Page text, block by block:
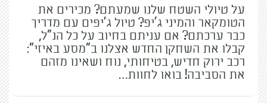
על טיולי השטח שלנו שמעתם? מכירים את
הטומקאר והמיני ג'יפ? טיול ג'יפים עם מדריך
כבר ערכתם? אם עניתם בחיוב על כל הנ"ל,
קבלו את השחקן החדש אצלנו ב"מסע באיזי":
רכב ירוק חדיש, בטיחותי, נוח ושאינו מזהם
את הסביבה! בואו לחוות…